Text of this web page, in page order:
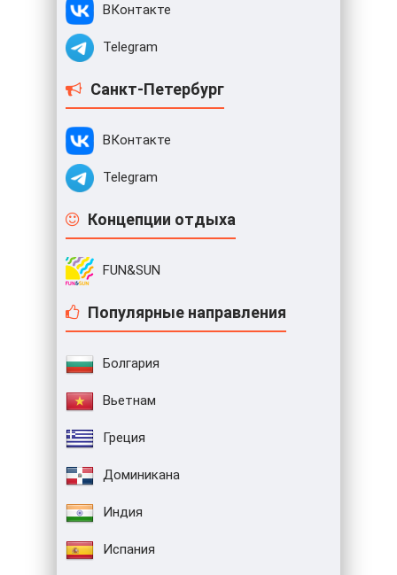
ВКонтакте
Telegram
Санкт-Петербург
ВКонтакте
Telegram
Концепции отдыха
FUN&SUN
Популярные направления
Болгария
Вьетнам
Греция
Доминикана
Индия
Испания